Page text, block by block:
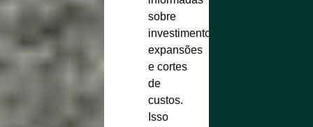
sobre
investimentos,
expansões
e cortes
de
custos.
Isso